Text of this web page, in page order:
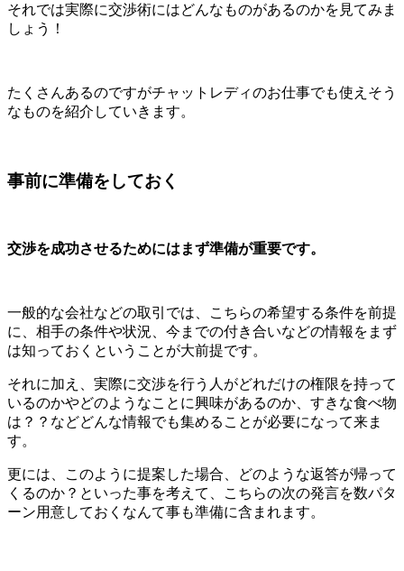
それでは実際に交渉術にはどんなものがあるのかを見てみま
しょう！
たくさんあるのですがチャットレディのお仕事でも使えそう
なものを紹介していきます。
事前に準備をしておく
交渉を成功させるためにはまず準備が重要です。
一般的な会社などの取引では、こちらの希望する条件を前提
に、相手の条件や状況、今までの付き合いなどの情報をまず
は知っておくということが大前提です。
それに加え、実際に交渉を行う人がどれだけの権限を持って
いるのかやどのようなことに興味があるのか、すきな食べ物
は？？などどんな情報でも集めることが必要になって来ま
す。
更には、このように提案した場合、どのような返答が帰って
くるのか？といった事を考えて、こちらの次の発言を数パタ
ーン用意しておくなんて事も準備に含まれます。